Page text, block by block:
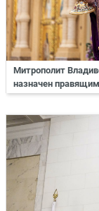
Митрополит
назначен